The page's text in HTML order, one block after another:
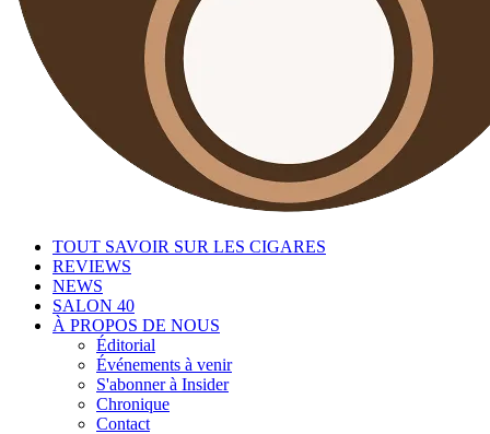
TOUT SAVOIR SUR LES CIGARES
REVIEWS
NEWS
SALON 40
À PROPOS DE NOUS
Éditorial
Événements à venir
S'abonner à Insider
Chronique
Contact